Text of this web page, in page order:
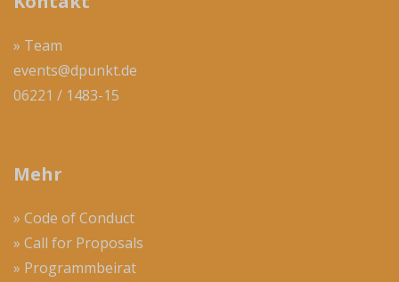
» Team
events@dpunkt.de
06221 / 1483-15
Mehr
» Code of Conduct
» Call for Proposals
» Programmbeirat